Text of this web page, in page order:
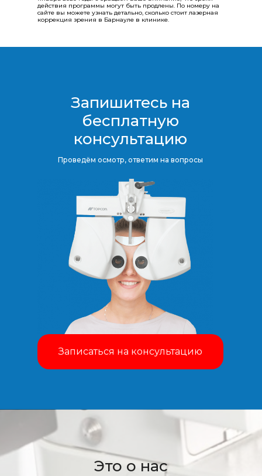
действия программы могут быть продлены.​​​​​​​ По номеру на
сайте вы можете узнать детально, сколько стоит лазерная
коррекция зрения в Барнауле в клинике.
Запишитесь на
бесплатную
консультацию​​​​​​​
Записаться на консультацию
Проведём осмотр, ответим на вопросы
Это о нас